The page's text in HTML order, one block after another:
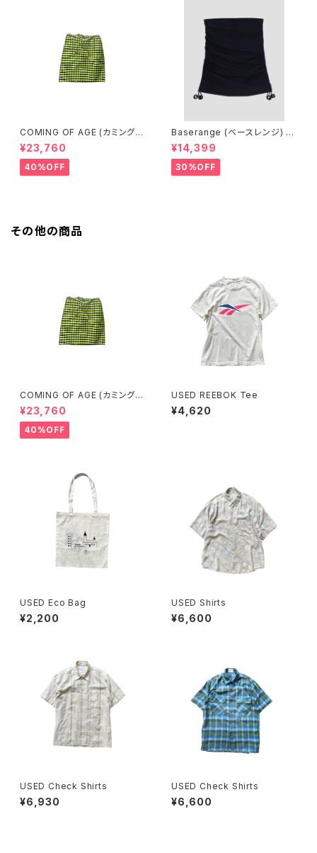
COMING OF AGE (カミングオ
ブエイジ) DRAWSTRING MID
I SKIRT（GINGHAM LIME/BL
ACK）
¥23,760
40%OFF
Baserange (ベースレンジ) PI
CTORIAL SKIRT (BLACK)
¥14,399
30%OFF
その他の商品
COMING OF AGE (カミングオ
ブエイジ) DRAWSTRING MID
I SKIRT（GINGHAM LIME/BL
ACK）
¥23,760
40%OFF
USED REEBOK Tee
¥4,620
USED Eco Bag
¥2,200
USED Shirts
¥6,600
USED Check Shirts
¥6,930
USED Check Shirts
¥6,600